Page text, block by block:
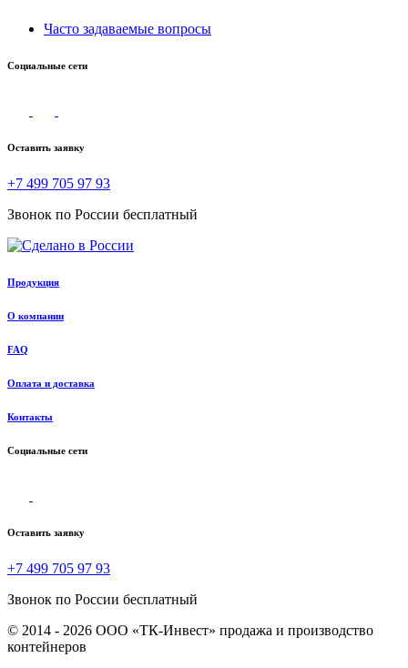
Часто задаваемые вопросы
Социальные сети
Оставить заявку
+7 499 705 97 93
Звонок по России бесплатный
Продукция
О компании
FAQ
Оплата и доставка
Контакты
Социальные сети
Оставить заявку
+7 499 705 97 93
Звонок по России бесплатный
© 2014 - 2026 ООО «ТК-Инвест» продажа и производство
контейнеров